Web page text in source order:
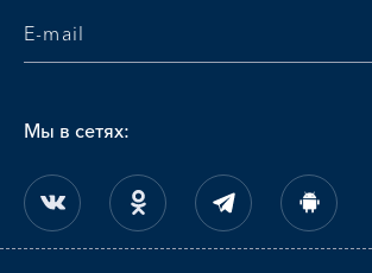
Мы в сетях: